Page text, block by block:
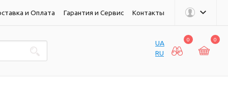
и Оплата Гарантия и Сервис Контакты
UA
RU
0 0